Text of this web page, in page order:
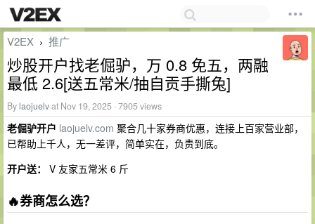
V2EX › 推广
炒股开户找老倔驴，万 0.8 免五，两融
最低 2.6[送五常米/抽自贡手撕兔]
By laojuelvat Nov 19, 2025 · 7905 views
老倔驴开户 laojuelv.com 聚合几十家券商优惠，连接上百家营业部，
已帮助上千人，无一差评，简单实在，负责到底。
开户送：
V 友家五常米 6 斤
🔥券商怎么选？